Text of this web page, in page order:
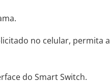
no celular, permita a
do Smart Switch.